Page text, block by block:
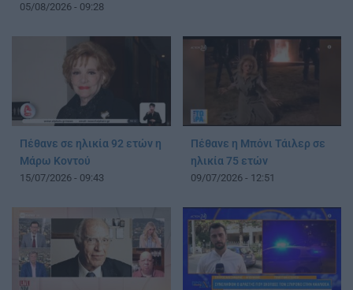
05/08/2026 - 09:28
Πέθανε σε ηλικία 92 ετών η
Μάρω Κοντού
15/07/2026 - 09:43
Πέθανε η Μπόνι Τάιλερ σε
ηλικία 75 ετών
09/07/2026 - 12:51